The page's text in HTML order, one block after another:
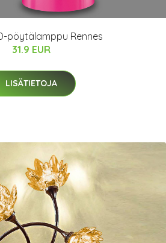
pöytälamppu Rennes
31.9 EUR
LISÄTIETOJA